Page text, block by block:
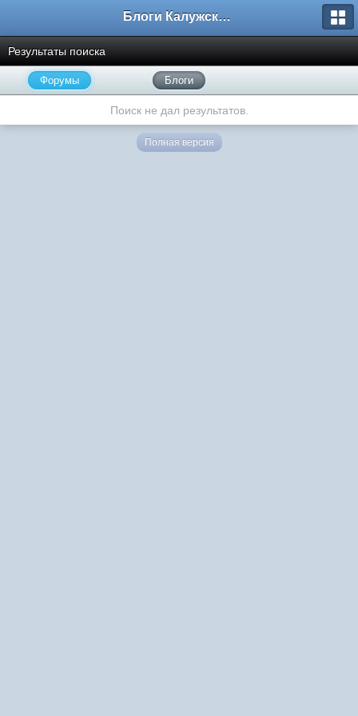
Блоги Калужского перекрестка
Результаты поиска
Форумы Блоги
Поиск не дал результатов.
Полная версия